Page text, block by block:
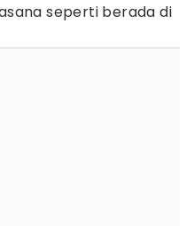
seperti berada di